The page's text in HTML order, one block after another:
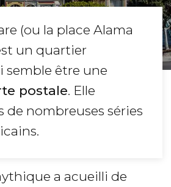
(ou la place Alama
un quartier
semble être une
postale. Elle
de nombreuses séries
a acueilli de